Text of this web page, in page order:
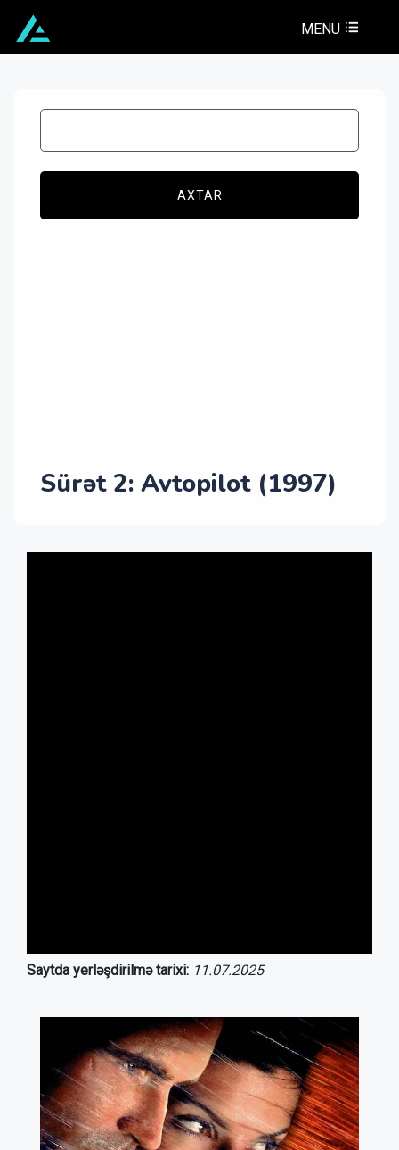
MENU
AXTAR
Sürət 2: Avtopilot (1997)
Saytda yerləşdirilmə tarixi: 11.07.2025